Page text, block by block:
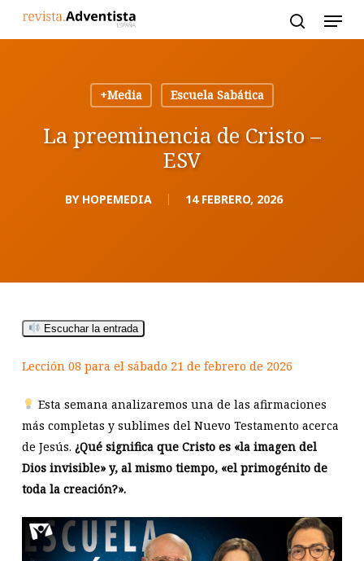
+Media
Escuela Sabática
La preeminencia de Cristo –
ESV
BY HOPEMEDIA 14 FEBRERO, 2026
Escuchar la entrada
Lección 08 para el sábado 21 de febrero de 2026
Esta semana analizaremos una de las afirmaciones
más completas y sublimes del Nuevo Testamento acerca
de Jesús. ¿Qué significa que Cristo es «la imagen del
Dios invisible» y, al mismo tiempo, «el primogénito de
toda la creación?».